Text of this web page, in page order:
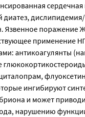
диатез,
Язвенное поражение
применение
антикоагулянты
ингибируют
и может
нарушению